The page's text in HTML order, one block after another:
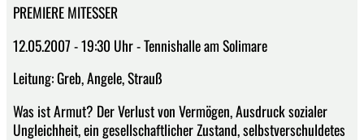
PREMIERE MITESSER
12.05.2007 - 19:30 Uhr - Tennishalle am Solimare
Leitung: Greb, Angele, Strauß
Was ist Armut? Der Verlust von Vermögen, Ausdruck sozialer
Ungleichheit, ein gesellschaftlicher Zustand, selbstverschuldetes